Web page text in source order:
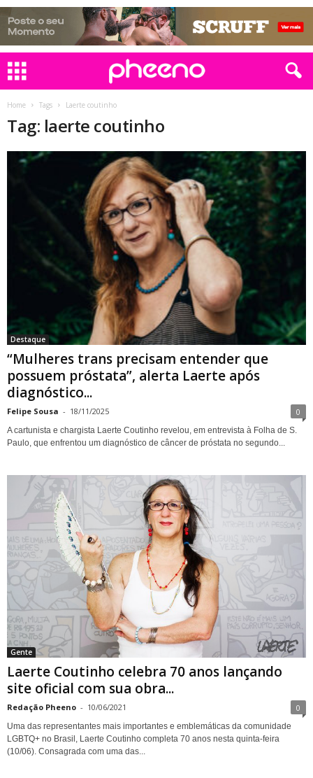
Home Tags Laerte coutinho
Tag: laerte coutinho
Destaque
“Mulheres trans precisam entender que
possuem próstata”, alerta Laerte após
diagnóstico...
Felipe Sousa - 18/11/2025 0
A cartunista e chargista Laerte Coutinho revelou, em entrevista à Folha de S.
Paulo, que enfrentou um diagnóstico de câncer de próstata no segundo...
Gente
Laerte Coutinho celebra 70 anos lançando
site oficial com sua obra...
Redação Pheeno - 10/06/2021 0
Uma das representantes mais importantes e emblemáticas da comunidade
LGBTQ+ no Brasil, Laerte Coutinho completa 70 anos nesta quinta-feira
(10/06). Consagrada com uma das...